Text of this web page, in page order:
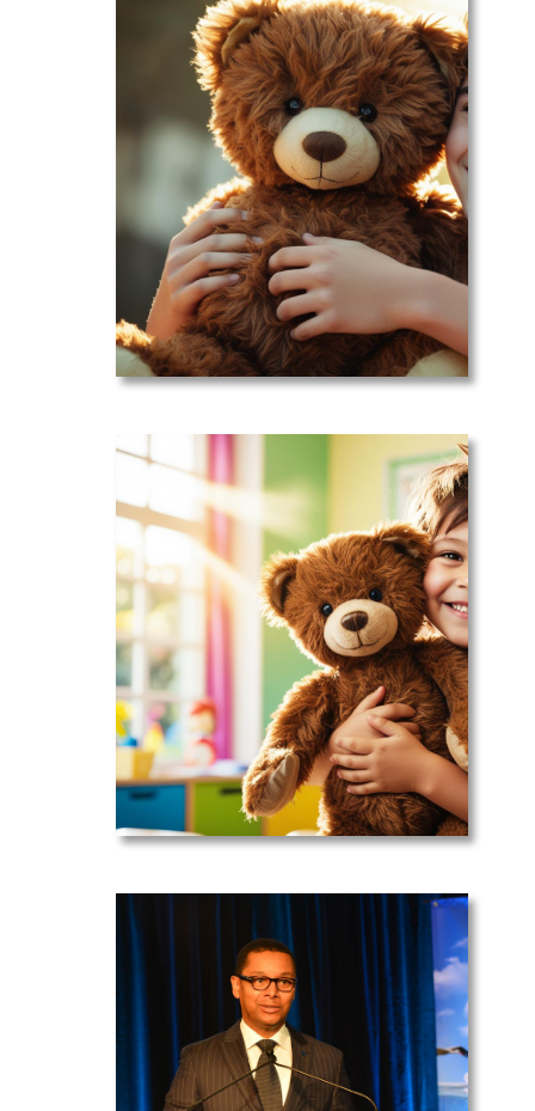
Soutien :
votre
adolescent
Soutien :
votre enfant
du primaire
Les
programmes
du MSSS